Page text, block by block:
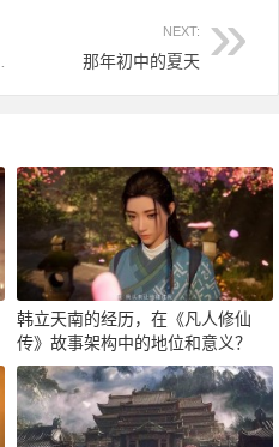
NEXT:
那年初中的夏天
韩立天南的经历，在《凡人修仙
传》故事架构中的地位和意义？